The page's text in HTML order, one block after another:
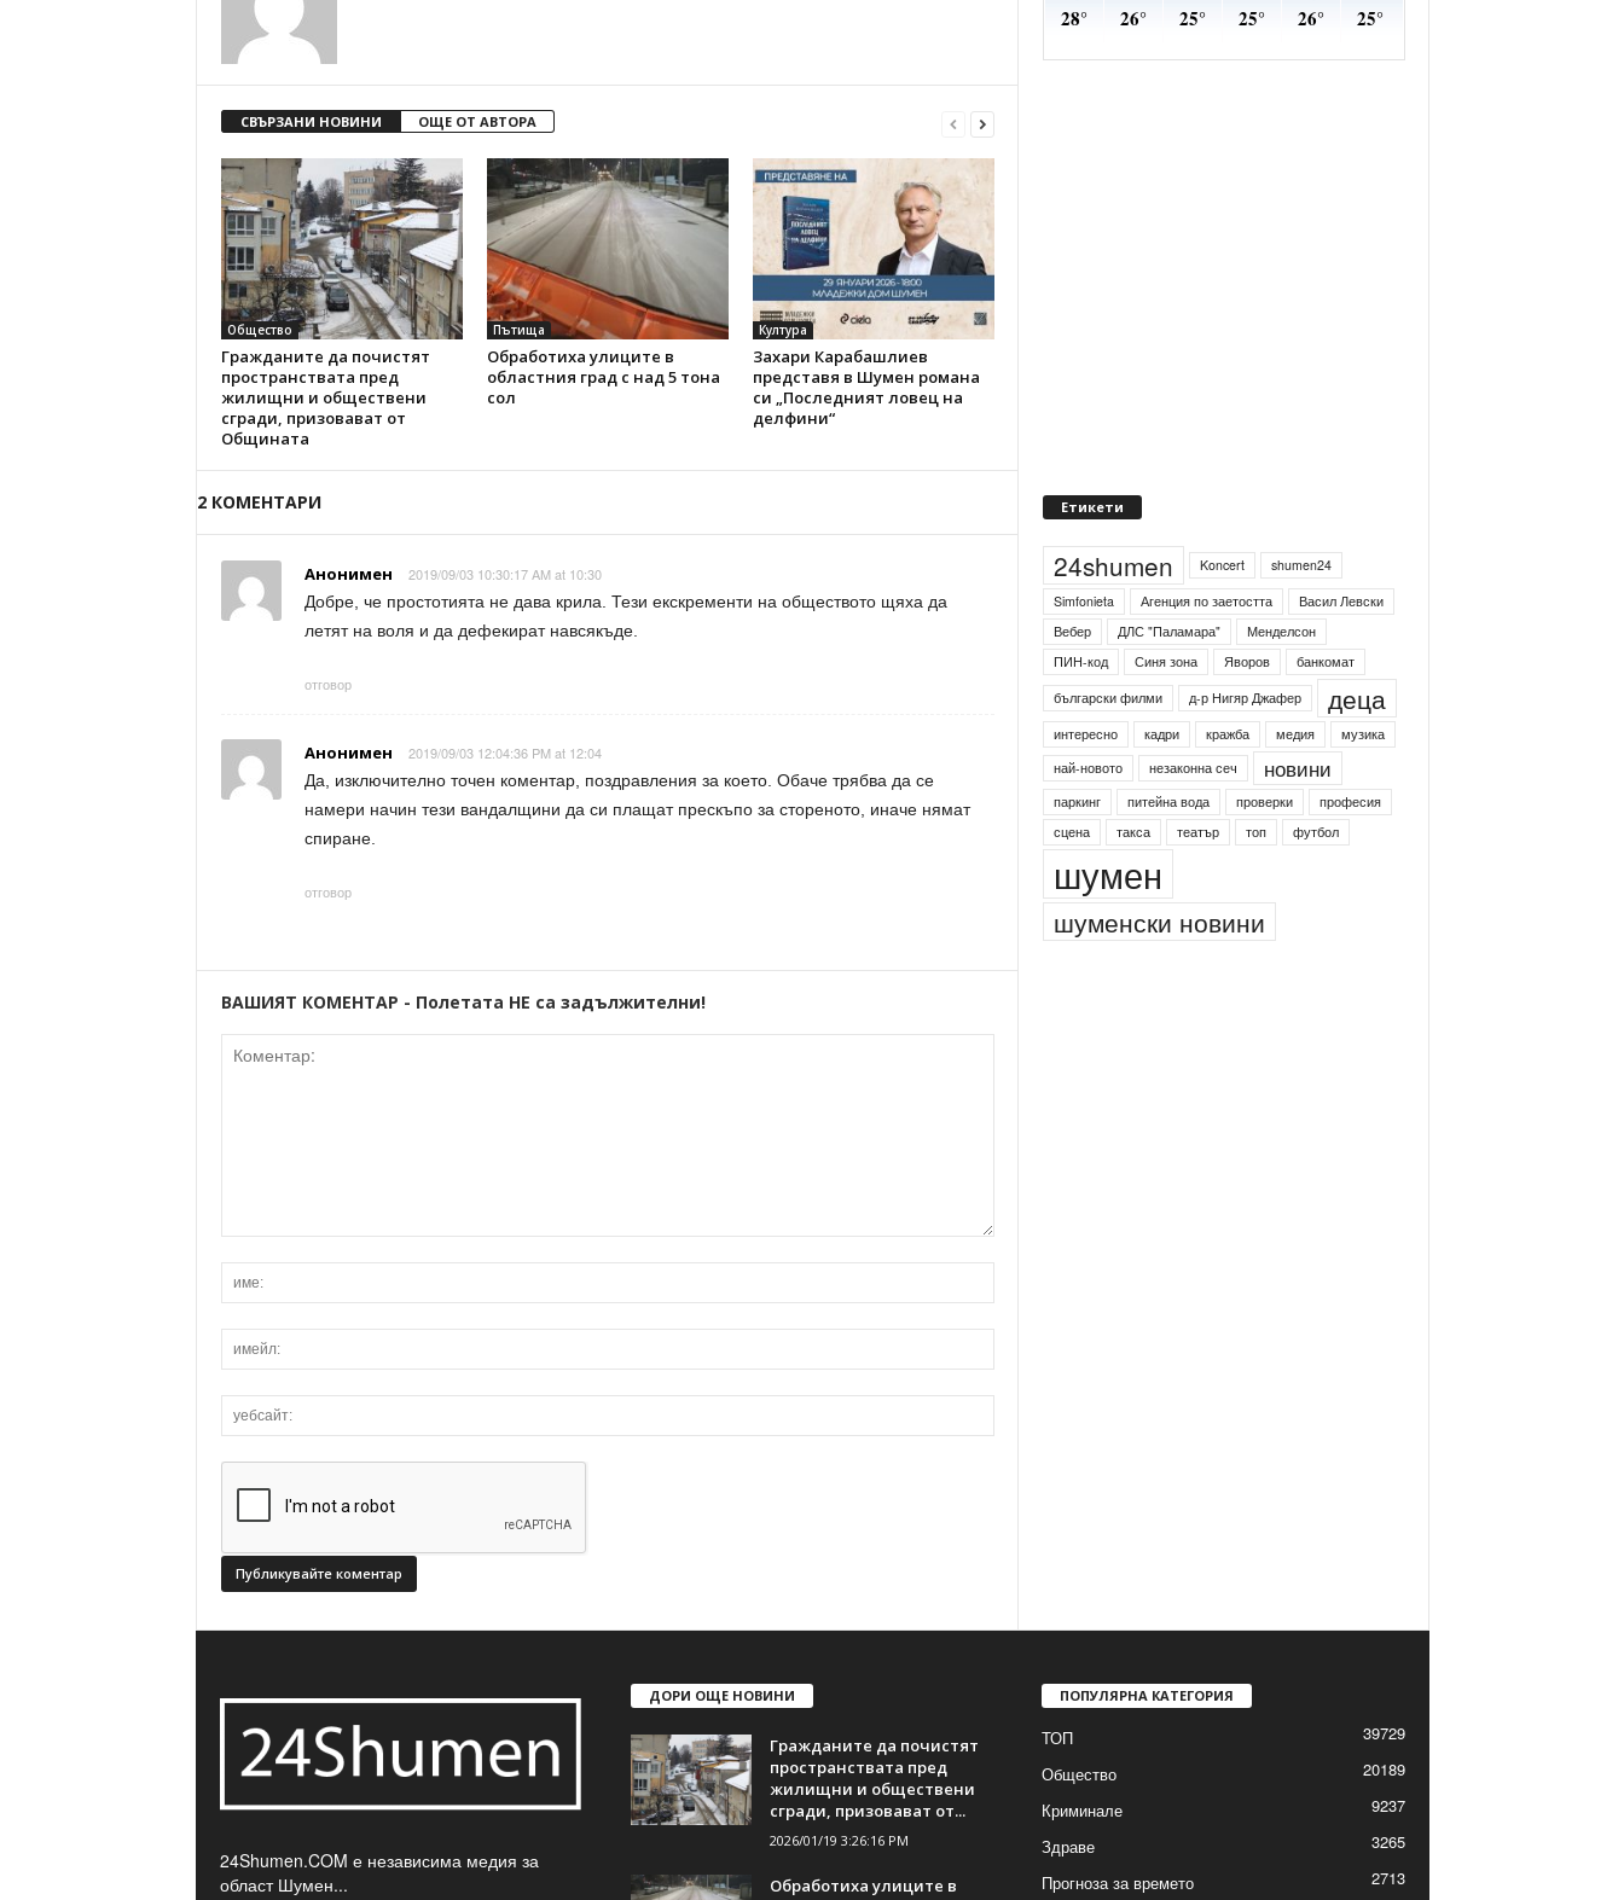
СВЪРЗАНИ НОВИНИ ОЩЕ ОТ АВТОРА
Общество
Гражданите да почистят
пространствата пред
жилищни и обществени
сгради, призовават от
Общината
Пътища
Обработиха улиците в
областния град с над 5 тона
сол
Култура
Захари Карабашлиев
представя в Шумен романа
си „Последният ловец на
делфини“
2 КОМЕНТАРИ
Анонимен
2019/09/03 10:30:17 AM at 10:30
Добре, че простотията не дава крила. Тези екскременти на обществото щяха да
летят на воля и да дефекират навсякъде.
отговор
Анонимен
2019/09/03 12:04:36 PM at 12:04
Да, изключително точен коментар, поздравления за което. Обаче трябва да се
намери начин тези вандалщини да си плащат прескъпо за стореното, иначе нямат
спиране.
отговор
ВАШИЯТ КОМЕНТАР - Полетата НЕ са задължителни!
Етикети
24shumen Koncert
shumen24
Simfonieta
Агенция по заетостта
Васил Левски
Вебер
ДЛС "Паламара"
Менделсон
ПИН-код
Синя зона Яворов
банкомат
български филми
д-р Нигяр Джафер деца
интересно кадри кражба медия
най-новото
незаконна сеч новини
паркинг питейна вода проверки
професия
сцена
такса
шумен
24Shumen.COM е независима медия за
област Шумен...
ДОРИ ОЩЕ НОВИНИ
Гражданите да почистят
пространствата пред
жилищни и обществени
сгради, призовават от...
2026/01/19 3:26:16 PM
Обработиха улиците в
ПОПУЛЯРНА КАТЕГОРИЯ
ТОП
39729
Общество
20189
Криминале
9237
Здраве
3265
Прогноза за времето
2713